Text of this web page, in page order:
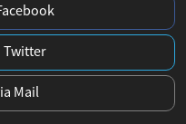
Twitter
Mail